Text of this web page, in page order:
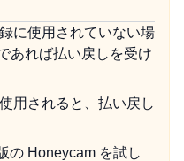
に使用されていない場
あれば払い戻しを受け
用されると、払い戻し
の Honeycam を試し